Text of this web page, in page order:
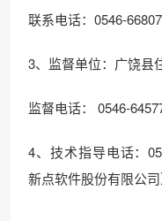
联系电话：0546-
3、监督单位：广饶县
监督电话： 0546-
4、技术指导电话：
新点软件股份有限公司